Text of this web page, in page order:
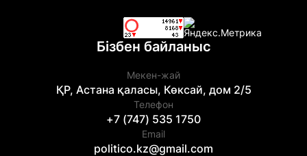
Бізбен байланыс
Мекен-жай
ҚР, Астана қаласы, Көксай, дом 2/5
Телефон
+7 (747) 535 1750
Email
politico.kz@gmail.com